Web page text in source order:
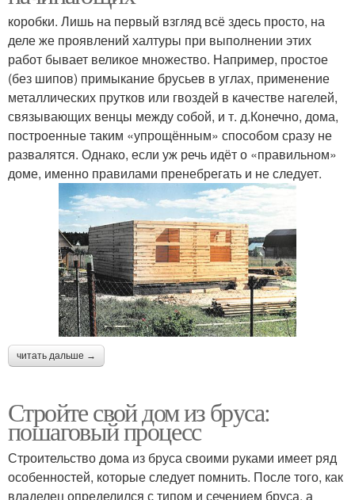
коробки. Лишь на первый взгляд всё здесь просто, на
деле же проявлений халтуры при выполнении этих
работ бывает великое множество. Например, простое
(без шипов) примыкание брусьев в углах, применение
металлических прутков или гвоздей в качестве нагелей,
связывающих венцы между собой, и т. д.Конечно, дома,
построенные таким «упрощённым» способом сразу не
развалятся. Однако, если уж речь идёт о «правильном»
доме, именно правилами пренебрегать и не следует.
читать дальше →
Стройте свой дом из бруса:
пошаговый процесс
Строительство дома из бруса своими руками имеет ряд
особенностей, которые следует помнить. После того, как
владелец определился с типом и сечением бруса, а